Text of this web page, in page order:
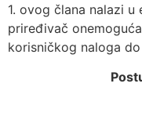
1. ovog člana nalazi
priređivač
korisničkog naloga